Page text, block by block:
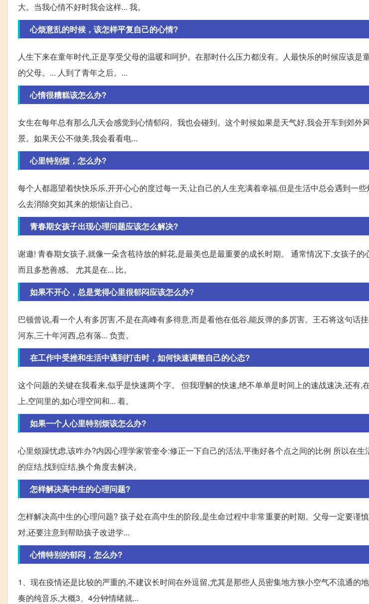
大。当我心情不好时我会这样... 我。
心烦意乱的时候，该怎样平复自己的心情?
人生下来在童年时代,正是享受父母的温暖和呵护。在那时什么压力都没有。人最快乐的时候应该是
的父母。... 人到了青年之后。...
心情很糟糕该怎么办?
女生在每年总有那么几天会感觉到心情郁闷。我也会碰到。这个时候如果是天气好,我会开车到郊外
景。如果天公不做美,我会看看电...
心里特别烦，怎么办?
每个人都愿望着快快乐乐,开开心心的度过每一天,让自己的人生充满着幸福,但是生活中总会遇到一
么去消除突如其来的烦恼让自己。
青春期女孩子出现心理问题应该怎么解决?
谢邀! 青春期女孩子,就像一朵含苞待放的鲜花,是最美也是最重要的成长时期。 通常情况下,女孩子
而且多愁善感。 尤其是在... 比。
如果不开心，总是觉得心里很郁闷应该怎么办?
巴顿曾说,看一个人有多厉害,不是在高峰有多得意,而是看他在低谷,能反弹的多厉害。王石将这句话
河东,三十年河西,总有落... 负责。
在工作中受挫和生活中遇到打击时，如何快速调整自己的心态?
这个问题的关键在我看来,似乎是快速两个字。 但我理解的快速,绝不单单是时间上的速战速决,还有,
上,空间里的,如心理空间和... 着。
如果一个人心里特别烦该怎么办?
心里烦躁忧虑,该咋办?内因心理学家管奎令:修正一下自己的活法,平衡好各个点之间的比例 所以在
的症结,找到症结,换个角度去解决。
怎样解决高中生的心理问题?
怎样解决高中生的心理问题? 孩子处在高中生的阶段,是生命过程中非常重要的时期。父母一定要谨
对,还要注意到帮助孩子改进学...
心情特别的郁闷，怎么办?
1、现在疫情还是比较的严重的,不建议长时间在外逗留,尤其是那些人员密集地方狭小空气不流通的
奏的纯音乐,大概3、4分钟情绪就...